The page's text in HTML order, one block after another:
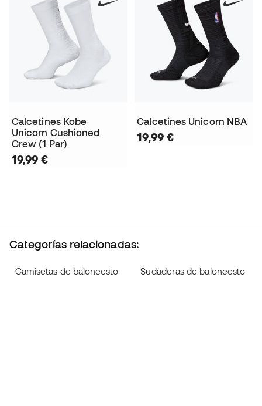
Calcetines Kobe
Unicorn Cushioned
Crew (1 Par)
19,99 €
Calcetines Unicorn NBA
19,99 €
Categorías relacionadas:
Camisetas de baloncesto Sudaderas de baloncesto